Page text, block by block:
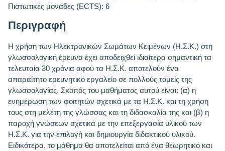
Πιστωτικές μονάδες (ECTS): 6
Περιγραφή
Η χρήση των Ηλεκτρονικών Σωμάτων Κειμένων (Η.Σ.Κ.) στη
γλωσσολογική έρευνα έχει αποδειχθεί ιδιαίτερα σημαντική τα
τελευταία 30 χρόνια αφού τα Η.Σ.Κ. αποτελούν ένα
απαραίτητο ερευνητικό εργαλείο σε πολλούς τομείς της
γλωσσολογίας. Σκοπός του μαθήματος αυτού είναι: (α) η
ενημέρωση των φοιτητών σχετικά με τα Η.Σ.Κ. και τη χρήση
τους στη μελέτη της γλώσσας και τη διδασκαλία της και (β) η
παροχή γνώσεων σχετικά με την επεξεργασία υλικού των
Η.Σ.Κ. για την επιλογή και δημιουργία διδακτικού υλικού.
Ειδικότερα, το μάθημα θα αποτελείται από ένα θεωρητικό και